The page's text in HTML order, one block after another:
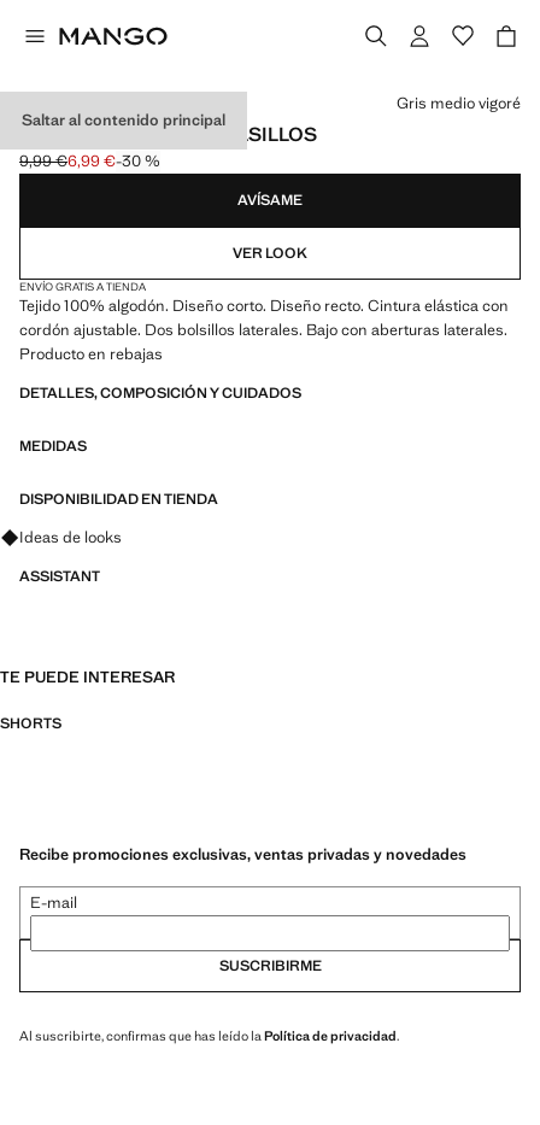
Saltar al contenido principal
SHORTS ALGODÓN BOLSILLOS
Precio inicial tachado [9,99 € ]
9,99 €
Precio actual [6,99 € ]
6,99 €-30 %
Selecciona un color
Gris medio vigoré
AVÍSAME
VER LOOK
ENVÍO GRATIS A TIENDA
Tejido 100% algodón. Diseño corto. Diseño recto. Cintura elástica con
cordón ajustable. Dos bolsillos laterales. Bajo con aberturas laterales.
Producto en rebajas
DETALLES, COMPOSICIÓN Y CUIDADOS
MEDIDAS
DISPONIBILIDAD EN TIENDA
Pregunta por looks, prendas y tendencias
Ideas de looks
ASSISTANT
TE PUEDE INTERESAR
SHORTS
Recibe promociones exclusivas, ventas privadas y novedades
E-mail
SUSCRIBIRME
Al suscribirte, confirmas que has leído la Política de privacidad.